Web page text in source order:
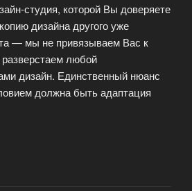
студия, которой Вы доверяете
дизайна другого уже
— мы не привязываем Вас к
любой
дизайн. Единственный нюанс
должна быть адаптация